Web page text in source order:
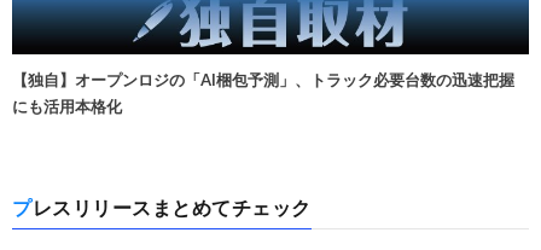
【独自】オープンロジの「AI梱包予測」、トラック必要台数の迅速把握
にも活用本格化
プレスリリースまとめてチェック